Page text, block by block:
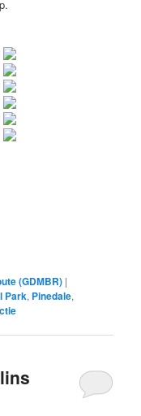
(GDMBR) |
Park, Pinedale,